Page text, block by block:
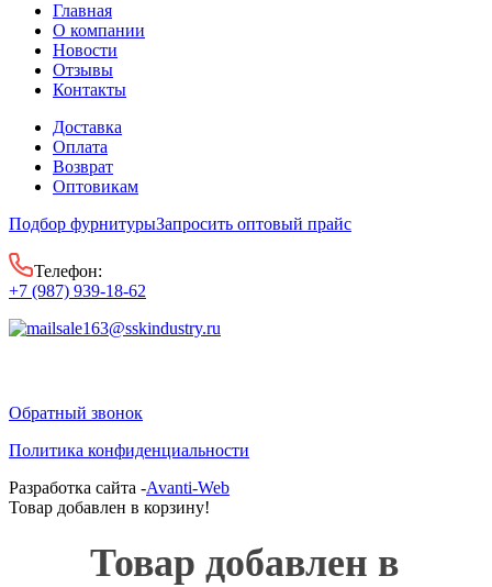
Главная
О компании
Новости
Отзывы
Контакты
Доставка
Оплата
Возврат
Оптовикам
Подбор фурнитурыЗапросить оптовый прайс
Телефон:
+7 (987) 939-18-62
sale163@sskindustry.ru
Обратный звонок
Политика конфиденциальности
Разработка сайта -Avanti-Web
Товар добавлен в корзину!
Товар добавлен в